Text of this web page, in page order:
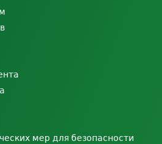
мер для безопасности